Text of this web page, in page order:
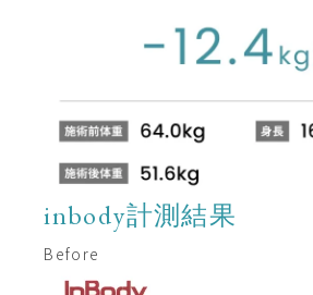
inbody計測結果
Before